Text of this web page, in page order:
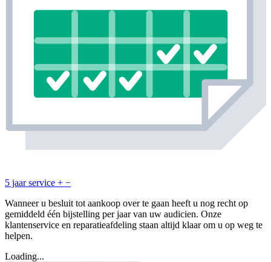
5 jaar service + −
Wanneer u besluit tot aankoop over te gaan heeft u nog recht op
gemiddeld één bijstelling per jaar van uw audicien. Onze
klantenservice en reparatieafdeling staan altijd klaar om u op weg te
helpen.
Loading...